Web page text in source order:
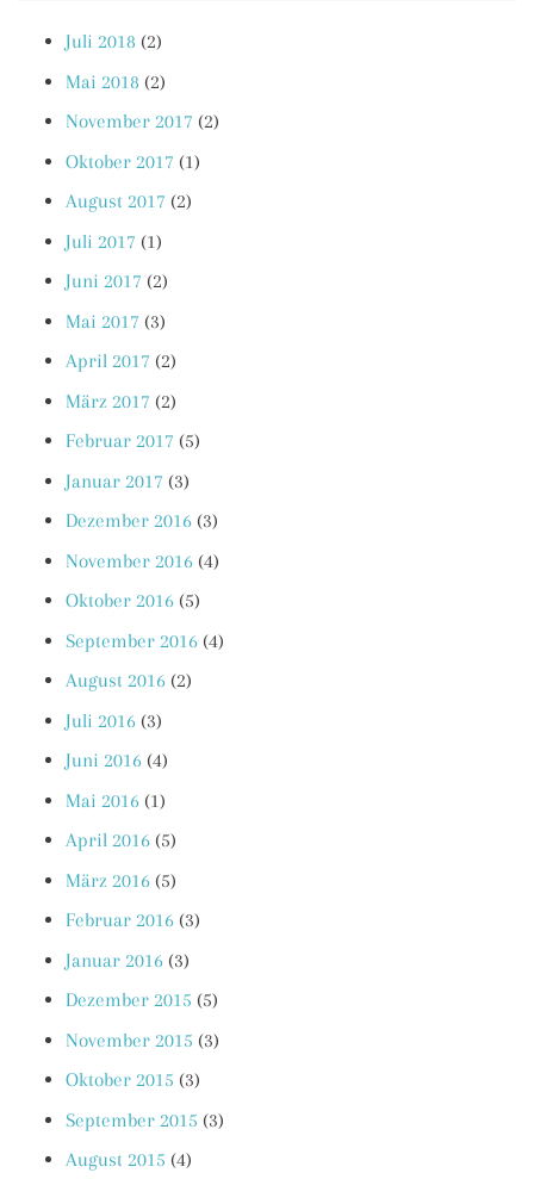
Juli 2018 (2)
Mai 2018 (2)
November 2017 (2)
Oktober 2017 (1)
August 2017 (2)
Juli 2017 (1)
Juni 2017 (2)
Mai 2017 (3)
April 2017 (2)
März 2017 (2)
Februar 2017 (5)
Januar 2017 (3)
Dezember 2016 (3)
November 2016 (4)
Oktober 2016 (5)
September 2016 (4)
August 2016 (2)
Juli 2016 (3)
Juni 2016 (4)
Mai 2016 (1)
April 2016 (5)
März 2016 (5)
Februar 2016 (3)
Januar 2016 (3)
Dezember 2015 (5)
November 2015 (3)
Oktober 2015 (3)
September 2015 (3)
August 2015 (4)